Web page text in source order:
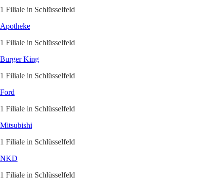
1 Filiale in Schlüsselfeld
Apotheke
1 Filiale in Schlüsselfeld
Burger King
1 Filiale in Schlüsselfeld
Ford
1 Filiale in Schlüsselfeld
Mitsubishi
1 Filiale in Schlüsselfeld
NKD
1 Filiale in Schlüsselfeld